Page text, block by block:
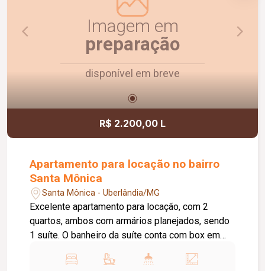
Imagem em
preparação
disponível em breve
R$ 2.200,00 L
Apartamento para locação no bairro
Santa Mônica
Santa Mônica - Uberlândia/MG
Excelente apartamento para locação, com 2
quartos, ambos com armários planejados, sendo
1 suíte. O banheiro da suíte conta com box em
ampla e bem iluminada, sacada com